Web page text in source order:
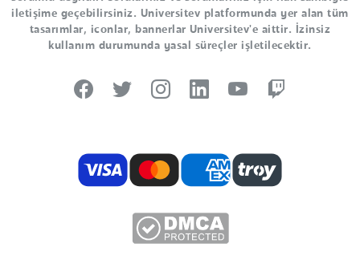
iletişime geçebilirsiniz. Universitev platformunda yer alan tüm
tasarımlar, iconlar, bannerlar Universitev'e aittir. İzinsiz
kullanım durumunda yasal süreçler işletilecektir.